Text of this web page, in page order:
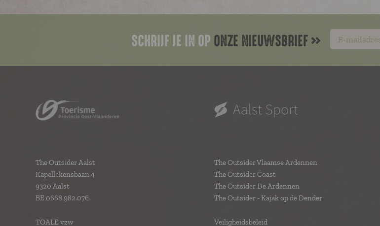
SCHRIJF JE IN OP ONZE NIEUWSBRIEF
The Outsider Aalst
Kapellekensbaan 4
9320 Aalst
BE 0668.982.076
TOALE vzw
The Outsider Vlaamse Ardennen
The Outsider Coast
The Outsider De Ardennen
The Outsider - Kajak op de Dender
Veiligheidsbeleid